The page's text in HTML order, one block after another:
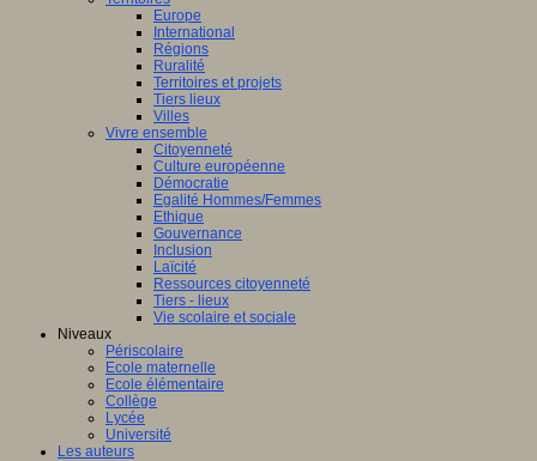
Europe
International
Régions
Ruralité
Territoires et projets
Tiers lieux
Villes
Vivre ensemble
Citoyenneté
Culture européenne
Démocratie
Egalité Hommes/Femmes
Ethique
Gouvernance
Inclusion
Laïcité
Ressources citoyenneté
Tiers - lieux
Vie scolaire et sociale
Niveaux
Périscolaire
Ecole maternelle
Ecole élémentaire
Collège
Lycée
Université
Les auteurs